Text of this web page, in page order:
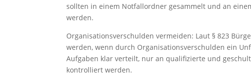
sollten in einem Notfallordner gesammelt und an
werden.
Organisationsverschulden vermeiden: Laut § 823
werden, wenn durch Organisationsverschulden ein
Aufgaben klar verteilt, nur an qualifizierte und
kontrolliert werden.